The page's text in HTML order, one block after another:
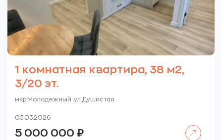
1 комнатная квартира, 38 м2,
3/20 эт.
мкр.Молодежный. ул.Душистая.
03.03.2026
5 000 000 ₽